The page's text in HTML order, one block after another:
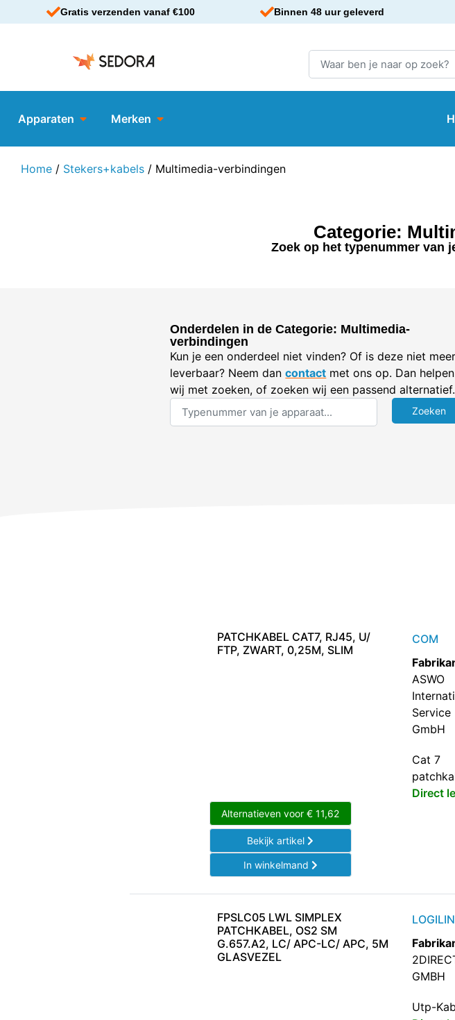
Gratis verzenden vanaf €100 Binnen 48 uur geleverd
Apparaten Merken
Home / Stekers+kabels / Multimedia-verbindingen
Categorie:
Zoek op het typenummer van
Onderdelen in de Categorie: Multimedia-
verbindingen
Kun je een onderdeel niet vinden? Of is deze niet meer
leverbaar? Neem dancontact met ons op. Dan helpen
wij met zoeken, of zoeken wij een passend alternatief.
PATCHKABEL CAT7, RJ45, U/
FTP, ZWART, 0,25M, SLIM
COM
ASWO
Service
GmbH
Cat 7
Direct
Alternatieven voor€ 11,62
Bekijk artikel
In winkelmand
FPSLC05 LWL SIMPLEX
PATCHKABEL, OS2 SM
G.657.A2, LC/ APC-LC/ APC, 5M
GLASVEZEL
GMBH
Utp-